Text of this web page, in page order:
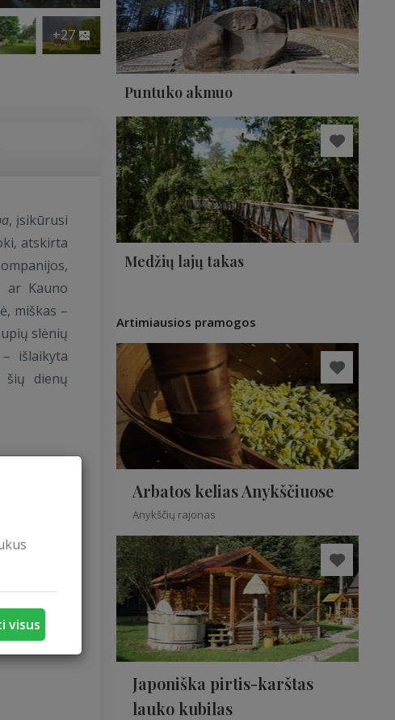
visus
+27
, įsikūrusi
atskirta
ar Kauno
miškas –
slėnių
išlaikyta
šių dienų
Puntuko akmuo
Medžių lajų takas
Artimiausios pramogos
Arbatos kelias Anykščiuose
Anykščių rajonas
Japoniška pirtis-karštas
lauko kubilas